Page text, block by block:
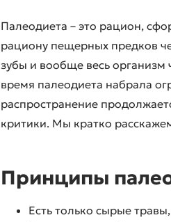
Палеодиета – это рацион,
рациону пещерных предков
зубы и вообще весь
время палеодиета набрала
распространение
критики. Мы кратко
Принципы
Есть только сырые